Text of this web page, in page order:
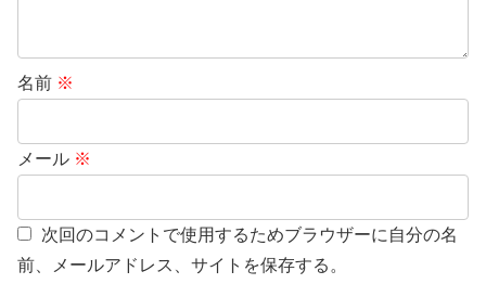
名前 ※
メール ※
次回のコメントで使用するためブラウザーに自分の名
前、メールアドレス、サイトを保存する。